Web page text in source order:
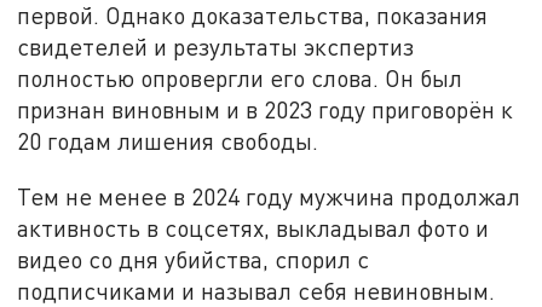
первой. Однако доказательства, показания
свидетелей и результаты экспертиз
полностью опровергли его слова. Он был
признан виновным и в 2023 году приговорён к
20 годам лишения свободы.
Тем не менее в 2024 году мужчина продолжал
активность в соцсетях, выкладывал фото и
видео со дня убийства, спорил с
подписчиками и называл себя невиновным.